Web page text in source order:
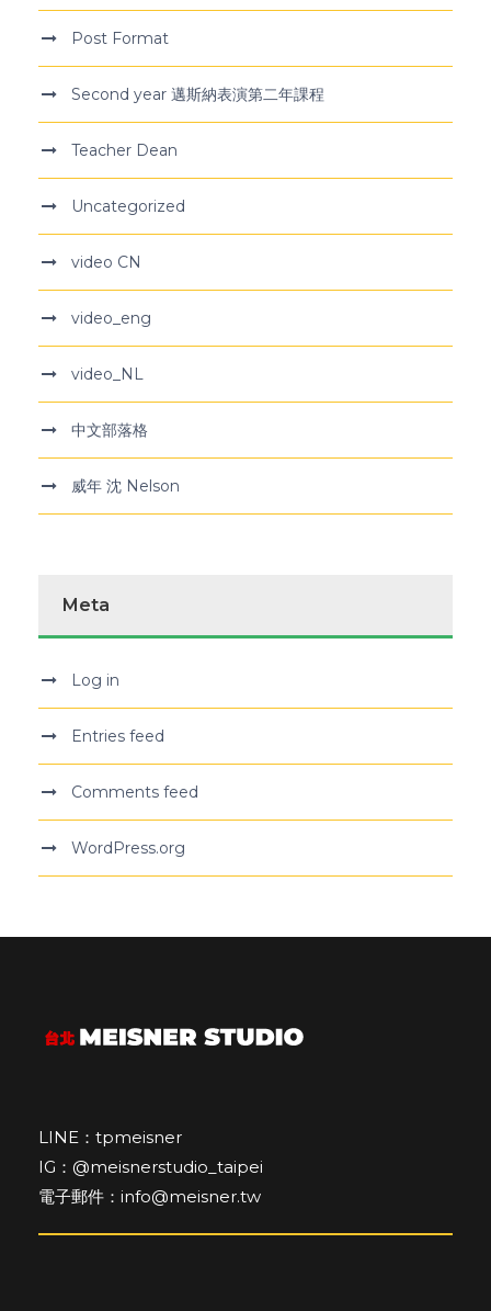
Post Format
Second year 邁斯納表演第二年課程
Teacher Dean
Uncategorized
video CN
video_eng
video_NL
中文部落格
威年 沈 Nelson
Meta
Log in
Entries feed
Comments feed
WordPress.org
LINE：tpmeisner
IG：@meisnerstudio_taipei
電子郵件：info@meisner.tw